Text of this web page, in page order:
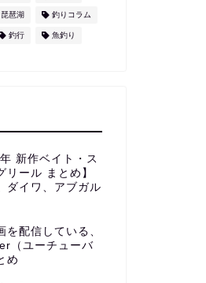
琵琶湖 釣りコラム
釣行 魚釣り
新作ベイト・ス
リール まとめ】
ダイワ、アブガル
を配信している、
（ユーチューバ
め